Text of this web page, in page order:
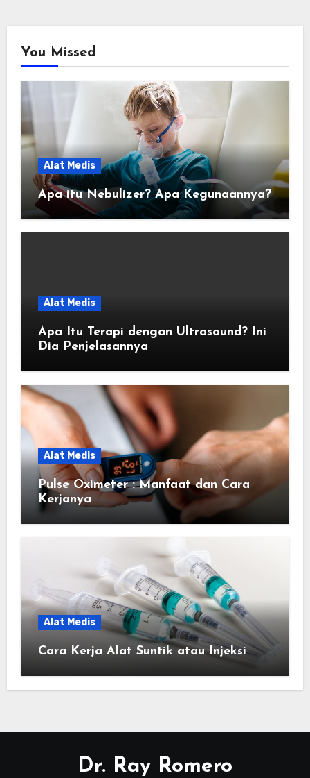
You Missed
Alat Medis
Apa itu Nebulizer? Apa Kegunaannya?
Alat Medis
Apa Itu Terapi dengan Ultrasound? Ini
Dia Penjelasannya
Alat Medis
Pulse Oximeter : Manfaat dan Cara
Kerjanya
Alat Medis
Cara Kerja Alat Suntik atau Injeksi
Dr. Ray Romero